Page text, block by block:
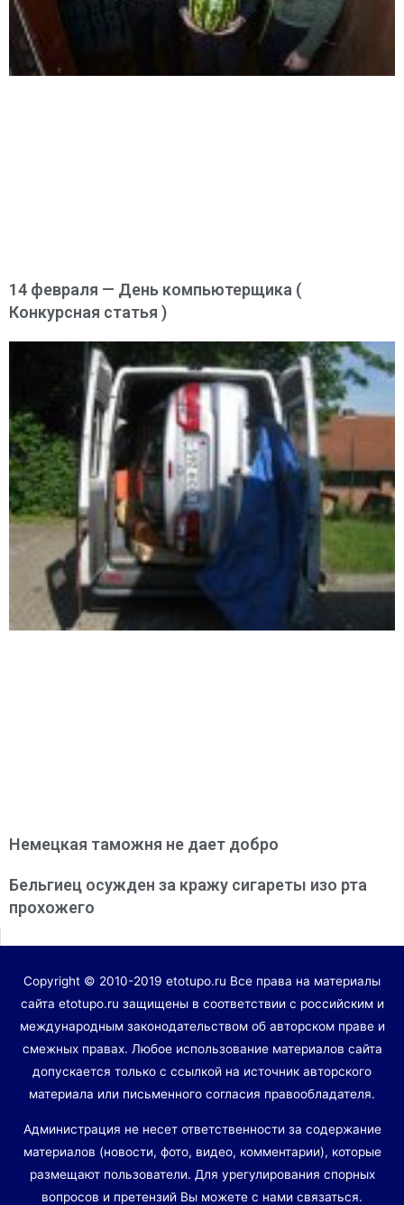
14 февраля — День компьютерщика (
Конкурсная статья )
Немецкая таможня не дает добро
Бельгиец осужден за кражу сигареты изо рта
прохожего
Copyright © 2010-2019 etotupo.ru Все права на материалы
сайта etotupo.ru защищены в соответствии с российским и
международным законодательством об авторском праве и
смежных правах. Любое использование материалов сайта
допускается только с ссылкой на источник авторского
материала или письменного согласия правообладателя.
Администрация не несет ответственности за содержание
материалов (новости, фото, видео, комментарии), которые
размещают пользователи. Для урегулирования спорных
вопросов и претензий Вы можете с нами связаться.